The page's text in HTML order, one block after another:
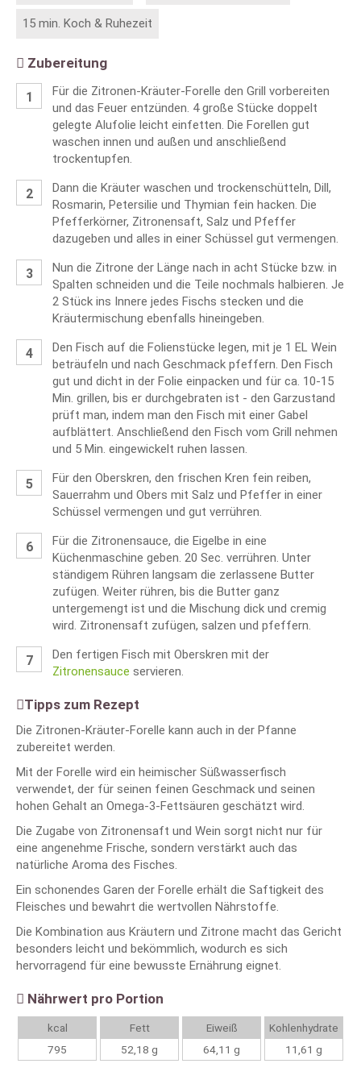
15 min. Koch & Ruhezeit
Zubereitung
Für die Zitronen-Kräuter-Forelle den Grill vorbereiten
und das Feuer entzünden. 4 große Stücke doppelt
gelegte Alufolie leicht einfetten. Die Forellen gut
waschen innen und außen und anschließend
trockentupfen.
Dann die Kräuter waschen und trockenschütteln, Dill,
Rosmarin, Petersilie und Thymian fein hacken. Die
Pfefferkörner, Zitronensaft, Salz und Pfeffer
dazugeben und alles in einer Schüssel gut vermengen.
Nun die Zitrone der Länge nach in acht Stücke bzw. in
Spalten schneiden und die Teile nochmals halbieren. Je
2 Stück ins Innere jedes Fischs stecken und die
Kräutermischung ebenfalls hineingeben.
Den Fisch auf die Folienstücke legen, mit je 1 EL Wein
beträufeln und nach Geschmack pfeffern. Den Fisch
gut und dicht in der Folie einpacken und für ca. 10-15
Min. grillen, bis er durchgebraten ist - den Garzustand
prüft man, indem man den Fisch mit einer Gabel
aufblättert. Anschließend den Fisch vom Grill nehmen
und 5 Min. eingewickelt ruhen lassen.
Für den Oberskren, den frischen Kren fein reiben,
Sauerrahm und Obers mit Salz und Pfeffer in einer
Schüssel vermengen und gut verrühren.
Für die Zitronensauce, die Eigelbe in eine
Küchenmaschine geben. 20 Sec. verrühren. Unter
ständigem Rühren langsam die zerlassene Butter
zufügen. Weiter rühren, bis die Butter ganz
untergemengt ist und die Mischung dick und cremig
wird. Zitronensaft zufügen, salzen und pfeffern.
Den fertigen Fisch mit Oberskren mit der
Zitronensauce servieren.
Tipps zum Rezept
Die Zitronen-Kräuter-Forelle kann auch in der Pfanne
zubereitet werden.
Mit der Forelle wird ein heimischer Süßwasserfisch
verwendet, der für seinen feinen Geschmack und seinen
hohen Gehalt an Omega-3-Fettsäuren geschätzt wird.
Die Zugabe von Zitronensaft und Wein sorgt nicht nur für
eine angenehme Frische, sondern verstärkt auch das
natürliche Aroma des Fisches.
Ein schonendes Garen der Forelle erhält die Saftigkeit des
Fleisches und bewahrt die wertvollen Nährstoffe.
Die Kombination aus Kräutern und Zitrone macht das Gericht
besonders leicht und bekömmlich, wodurch es sich
hervorragend für eine bewusste Ernährung eignet.
Nährwert pro Portion
kcal
795
Fett
52,18 g
Eiweiß
64,11 g
Kohlenhydrate
11,61 g